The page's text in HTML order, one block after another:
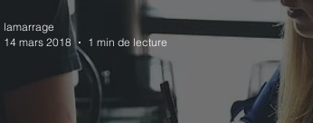
lamarrage
14 mars 2018
1 min de lecture